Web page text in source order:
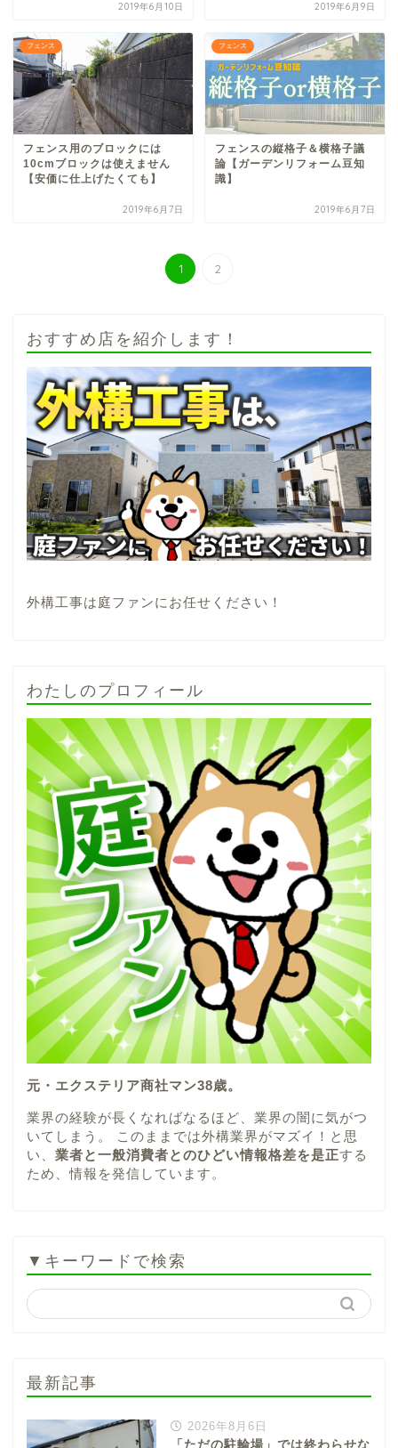
2019年6月10日 2019年6月9日
フェンス
フェンス用のブロックには
10cmブロックは使えません
【安価に仕上げたくても】
2019年6月7日
フェンス
フェンスの縦格子＆横格子議
論【ガーデンリフォーム豆知
識】
2019年6月7日
1 2
おすすめ店を紹介します！
外構工事は庭ファンにお任せください！
わたしのプロフィール
元・エクステリア商社マン38歳。
業界の経験が長くなればなるほど、業界の闇に気がつ
いてしまう。 このままでは外構業界がマズイ！と思
い、 業者と一般消費者とのひどい情報格差を是正する
ため、情報を発信しています。
▼キーワードで検索
最新記事
2026年8月6日
「ただの駐輪場」では終わらせな